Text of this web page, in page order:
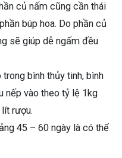
củ nấm cũng cần thái
búp hoa. Do phần củ
sẽ giúp dễ ngấm đều
bình thủy tinh, bình
nếp vào theo tỷ lệ 1kg
rượu.
45 – 60 ngày là có thể